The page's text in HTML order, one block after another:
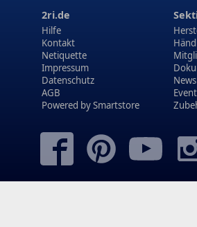
2ri.de
Hilfe
Kontakt
Netiquette
Impressum
Datenschutz
AGB
Powered bySmartstore
News